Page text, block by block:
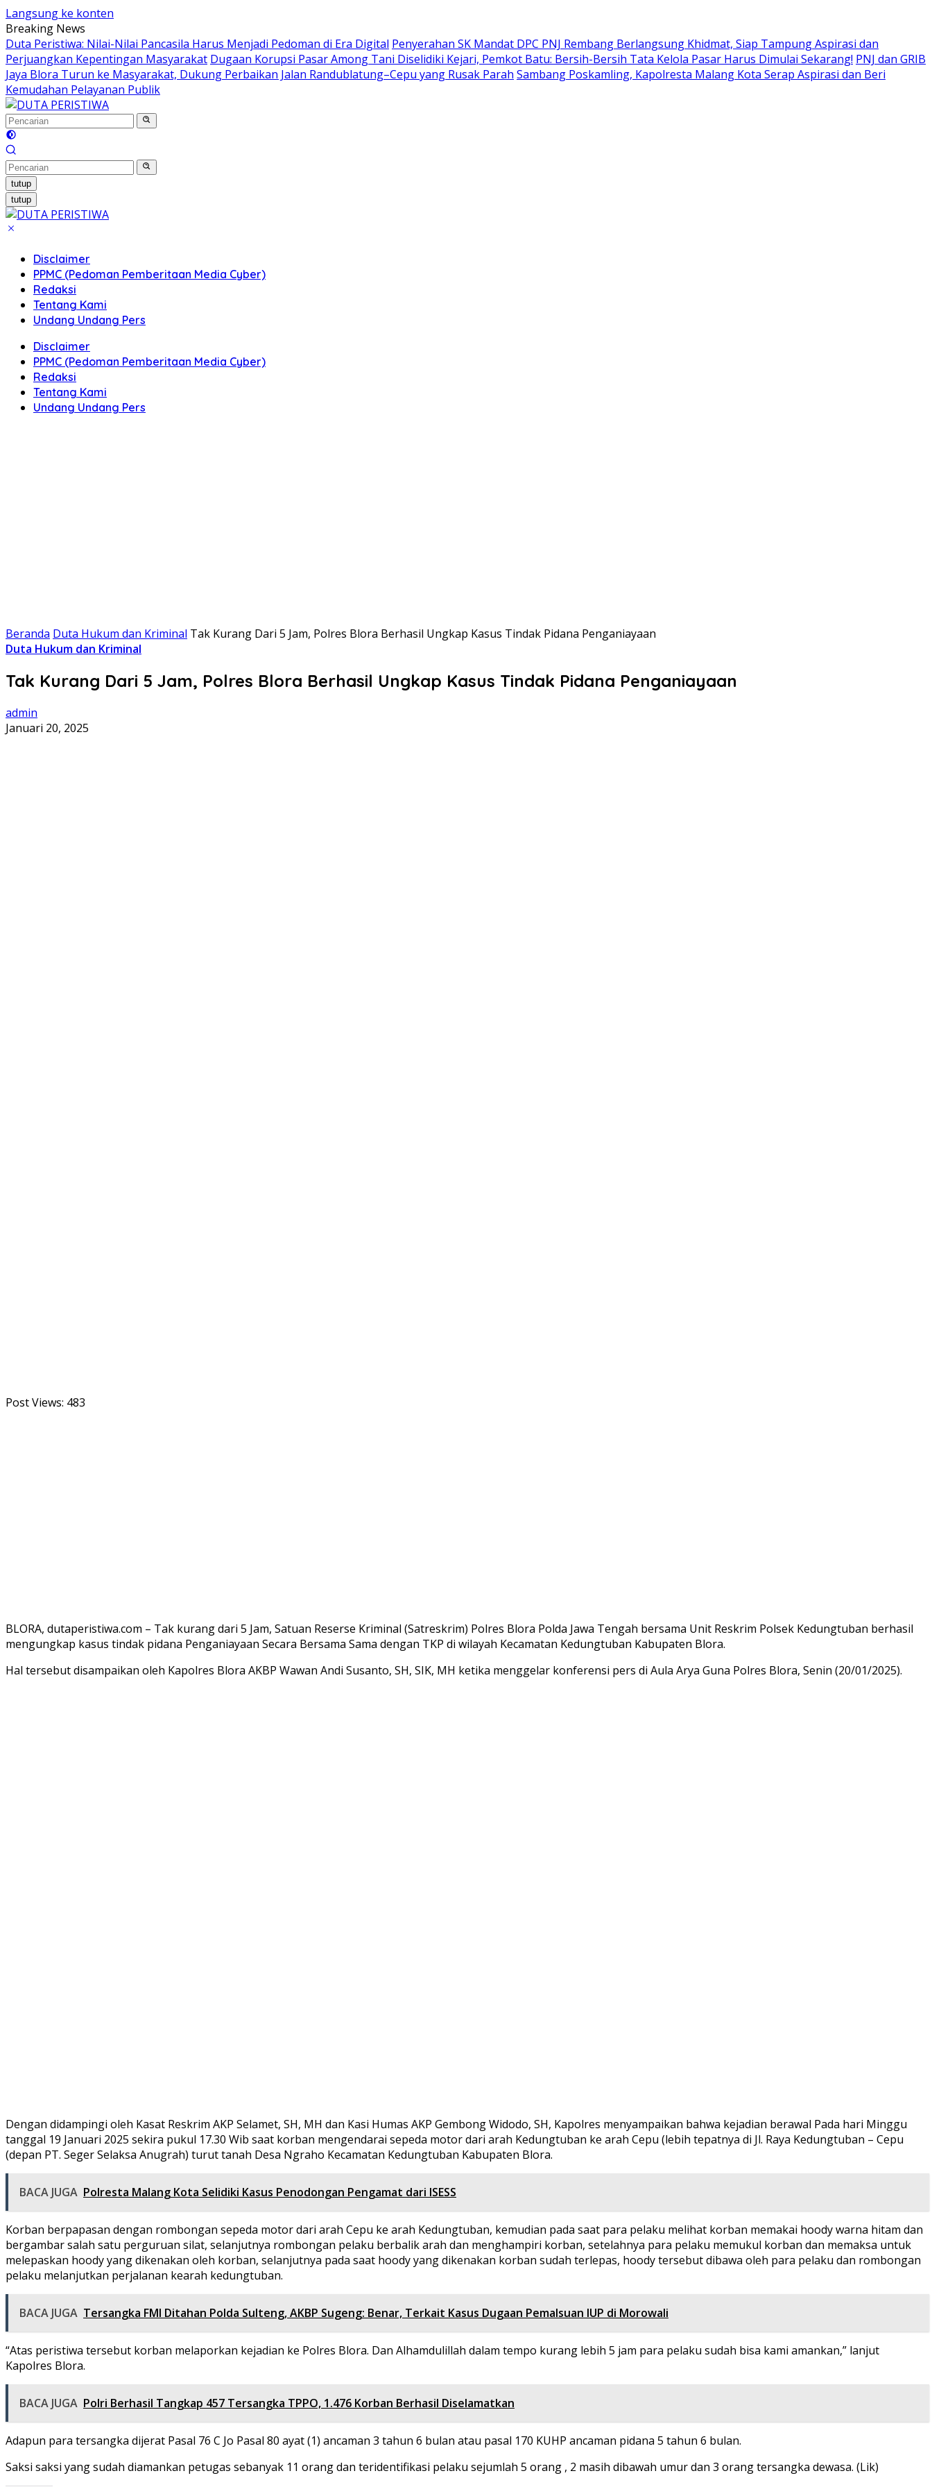
Langsung ke konten
Breaking News
Duta Peristiwa: Nilai-Nilai Pancasila Harus Menjadi Pedoman di Era Digital Penyerahan SK Mandat DPC PNJ Rembang Berlangsung Khidmat, Siap Tampung Aspirasi dan
Perjuangkan Kepentingan Masyarakat Dugaan Korupsi Pasar Among Tani Diselidiki Kejari, Pemkot Batu: Bersih-Bersih Tata Kelola Pasar Harus Dimulai Sekarang! PNJ dan GRIB
Jaya Blora Turun ke Masyarakat, Dukung Perbaikan Jalan Randublatung–Cepu yang Rusak Parah Sambang Poskamling, Kapolresta Malang Kota Serap Aspirasi dan Beri
Kemudahan Pelayanan Publik
tutup
tutup
Disclaimer
PPMC (Pedoman Pemberitaan Media Cyber)
Redaksi
Tentang Kami
Undang Undang Pers
Disclaimer
PPMC (Pedoman Pemberitaan Media Cyber)
Redaksi
Tentang Kami
Undang Undang Pers
Beranda Duta Hukum dan Kriminal Tak Kurang Dari 5 Jam, Polres Blora Berhasil Ungkap Kasus Tindak Pidana Penganiayaan
Duta Hukum dan Kriminal
Tak Kurang Dari 5 Jam, Polres Blora Berhasil Ungkap Kasus Tindak Pidana Penganiayaan
admin
Januari 20, 2025
Post Views: 483
BLORA, dutaperistiwa.com – Tak kurang dari 5 Jam, Satuan Reserse Kriminal (Satreskrim) Polres Blora Polda Jawa Tengah bersama Unit Reskrim Polsek Kedungtuban berhasil
mengungkap kasus tindak pidana Penganiayaan Secara Bersama Sama dengan TKP di wilayah Kecamatan Kedungtuban Kabupaten Blora.
Hal tersebut disampaikan oleh Kapolres Blora AKBP Wawan Andi Susanto, SH, SIK, MH ketika menggelar konferensi pers di Aula Arya Guna Polres Blora, Senin (20/01/2025).
Dengan didampingi oleh Kasat Reskrim AKP Selamet, SH, MH dan Kasi Humas AKP Gembong Widodo, SH, Kapolres menyampaikan bahwa kejadian berawal Pada hari Minggu
tanggal 19 Januari 2025 sekira pukul 17.30 Wib saat korban mengendarai sepeda motor dari arah Kedungtuban ke arah Cepu (lebih tepatnya di Jl. Raya Kedungtuban – Cepu
(depan PT. Seger Selaksa Anugrah) turut tanah Desa Ngraho Kecamatan Kedungtuban Kabupaten Blora.
BACA JUGA Polresta Malang Kota Selidiki Kasus Penodongan Pengamat dari ISESS
Korban berpapasan dengan rombongan sepeda motor dari arah Cepu ke arah Kedungtuban, kemudian pada saat para pelaku melihat korban memakai hoody warna hitam dan
bergambar salah satu perguruan silat, selanjutnya rombongan pelaku berbalik arah dan menghampiri korban, setelahnya para pelaku memukul korban dan memaksa untuk
melepaskan hoody yang dikenakan oleh korban, selanjutnya pada saat hoody yang dikenakan korban sudah terlepas, hoody tersebut dibawa oleh para pelaku dan rombongan
pelaku melanjutkan perjalanan kearah kedungtuban.
BACA JUGA Tersangka FMI Ditahan Polda Sulteng, AKBP Sugeng: Benar, Terkait Kasus Dugaan Pemalsuan IUP di Morowali
“Atas peristiwa tersebut korban melaporkan kejadian ke Polres Blora. Dan Alhamdulillah dalam tempo kurang lebih 5 jam para pelaku sudah bisa kami amankan,” lanjut
Kapolres Blora.
BACA JUGA Polri Berhasil Tangkap 457 Tersangka TPPO, 1.476 Korban Berhasil Diselamatkan
Adapun para tersangka dijerat Pasal 76 C Jo Pasal 80 ayat (1) ancaman 3 tahun 6 bulan atau pasal 170 KUHP ancaman pidana 5 tahun 6 bulan.
Saksi saksi yang sudah diamankan petugas sebanyak 11 orang dan teridentifikasi pelaku sejumlah 5 orang , 2 masih dibawah umur dan 3 orang tersangka dewasa. (Lik)